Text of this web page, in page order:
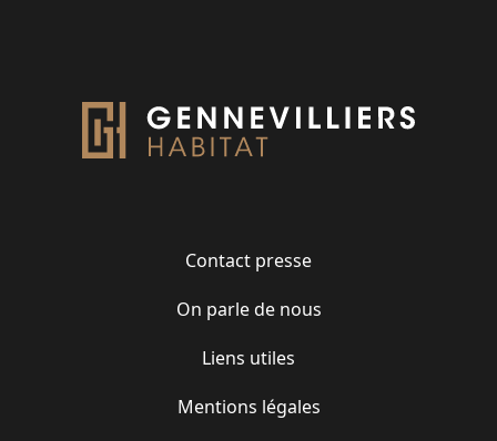
Contact presse
On parle de nous
Liens utiles
Mentions légales